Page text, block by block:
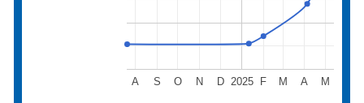
2025
A S O N D F M A M